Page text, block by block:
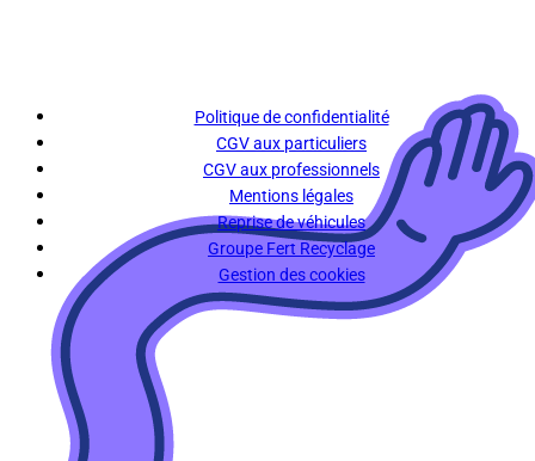
Politique de confidentialité
CGV aux particuliers
CGV aux professionnels
Mentions légales
Reprise de véhicules
Groupe Fert Recyclage
Gestion des cookies